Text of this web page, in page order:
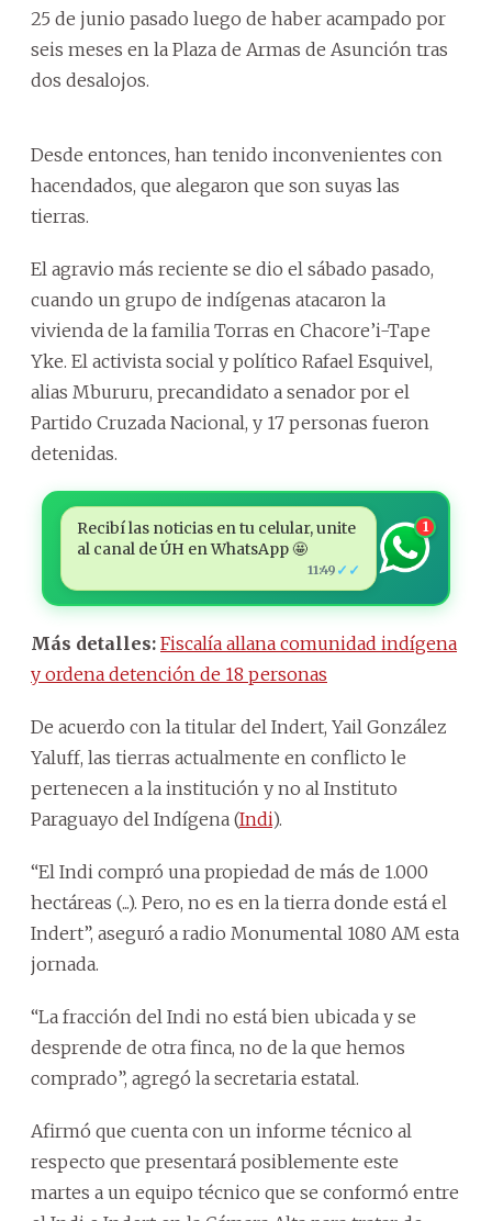
25 de junio pasado luego de haber acampado por
seis meses en la Plaza de Armas de Asunción tras
dos desalojos.
Desde entonces, han tenido inconvenientes con
hacendados, que alegaron que son suyas las
tierras.
El agravio más reciente se dio el sábado pasado,
cuando un grupo de indígenas atacaron la
vivienda de la familia Torras en Chacore’i-Tape
Yke. El activista social y político Rafael Esquivel,
alias Mbururu, precandidato a senador por el
Partido Cruzada Nacional, y 17 personas fueron
detenidas.
Recibí las noticias en tu celular, unite
al canal de ÚH en WhatsApp 🤩
11:49 ✓✓
1
Más detalles: Fiscalía allana comunidad indígena
y ordena detención de 18 personas
De acuerdo con la titular del Indert, Yail González
Yaluff, las tierras actualmente en conflicto le
pertenecen a la institución y no al Instituto
Paraguayo del Indígena (Indi).
“El Indi compró una propiedad de más de 1.000
hectáreas (...). Pero, no es en la tierra donde está el
Indert”, aseguró a radio Monumental 1080 AM esta
jornada.
“La fracción del Indi no está bien ubicada y se
desprende de otra finca, no de la que hemos
comprado”, agregó la secretaria estatal.
Afirmó que cuenta con un informe técnico al
respecto que presentará posiblemente este
martes a un equipo técnico que se conformó entre